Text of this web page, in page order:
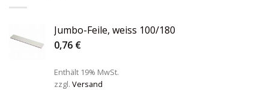
Jumbo-Feile, weiss 100/180
0,76 €
Enthält 19% MwSt.
zzgl. Versand